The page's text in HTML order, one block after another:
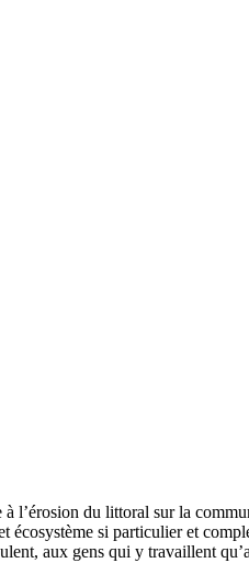
l’érosion du littoral sur la
si particulier et
aux gens qui y travaillent